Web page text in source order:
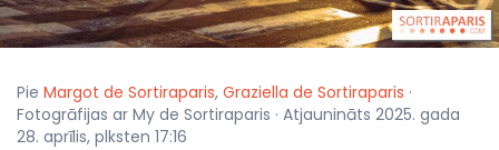
Pie Margot de Sortiraparis, Graziella de Sortiraparis ·
Fotogrāfijas ar My de Sortiraparis · Atjaunināts 2025. gada
28. aprīlis, plksten 17:16